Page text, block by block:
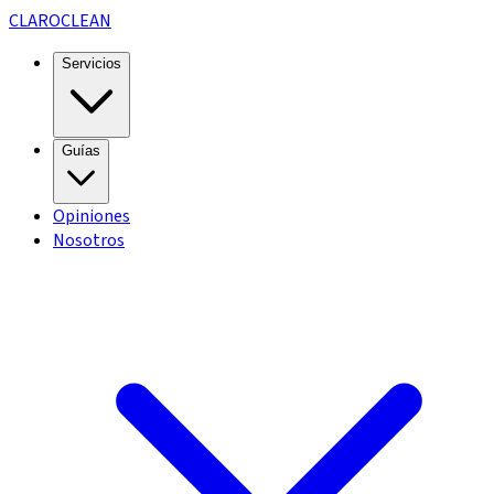
CLAROCLEAN
Servicios
Guías
Opiniones
Nosotros